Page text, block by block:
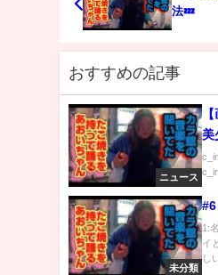
法💤
おすすめの記事
ニュース
美
未分類
#6
1:
イ
し